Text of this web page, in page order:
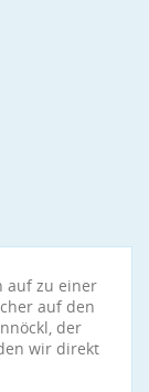
auf zu einer
auf den
der
wir direkt